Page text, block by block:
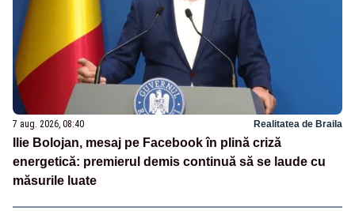
7 aug. 2026, 08:40 Realitatea de Braila
Ilie Bolojan, mesaj pe Facebook în plină criză
energetică: premierul demis continuă să se laude cu
măsurile luate